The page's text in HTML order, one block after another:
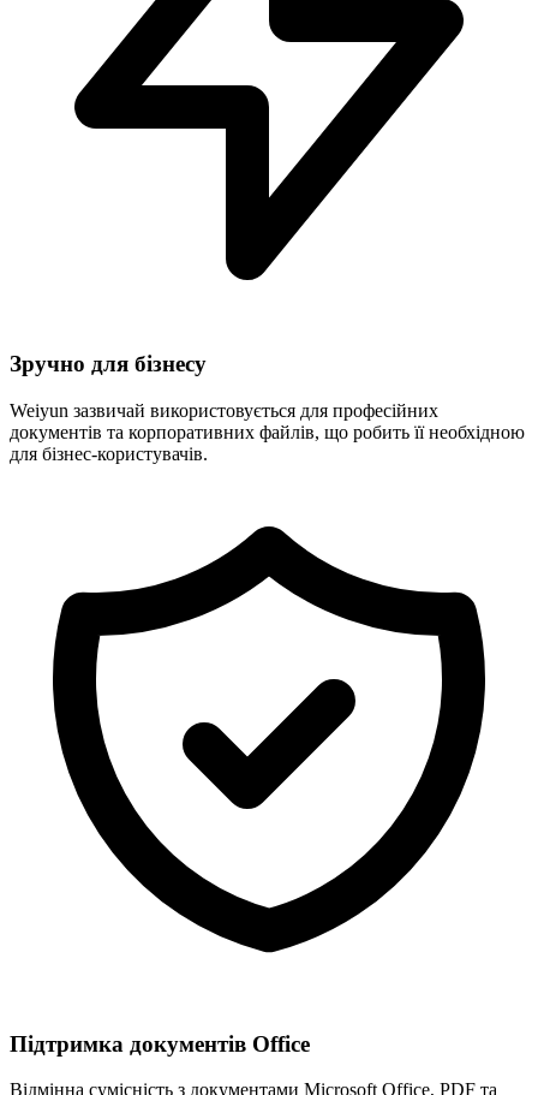
Зручно для бізнесу
Weiyun зазвичай використовується для професійних
документів та корпоративних файлів, що робить її необхідною
для бізнес-користувачів.
Підтримка документів Office
Відмінна сумісність з документами Microsoft Office, PDF та